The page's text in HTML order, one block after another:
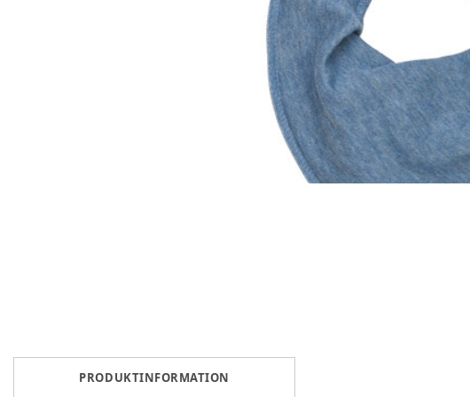
PRODUKTINFORMATION